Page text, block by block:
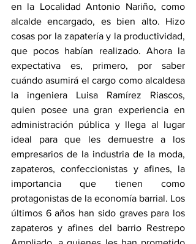
en la Localidad Antonio Nariño, como
alcalde encargado, es bien alto. Hizo
cosas por la zapatería y la productividad,
que pocos habían realizado. Ahora la
expectativa es, primero, por saber
cuándo asumirá el cargo como alcaldesa
la ingeniera Luisa Ramírez Riascos,
quien posee una gran experiencia en
administración pública y llega al lugar
ideal para que les demuestre a los
empresarios de la industria de la moda,
zapateros, confeccionistas y afines, la
importancia que tienen como
protagonistas de la economía barrial. Los
últimos 6 años han sido graves para los
zapateros y afines del barrio Restrepo